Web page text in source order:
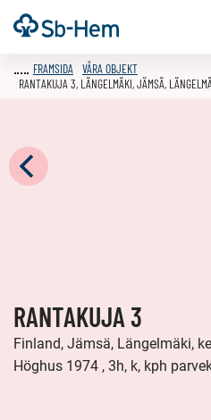
Till
innehållet
Framsida
FRAMSIDA VÅRA OBJEKT
RANTAKUJA 3, LÄNGELMÄKI, JÄMSÄ,
RANTAKUJA 3
Finland, Jämsä, Längelmäki,
Höghus 1974 , 3h, k, kph